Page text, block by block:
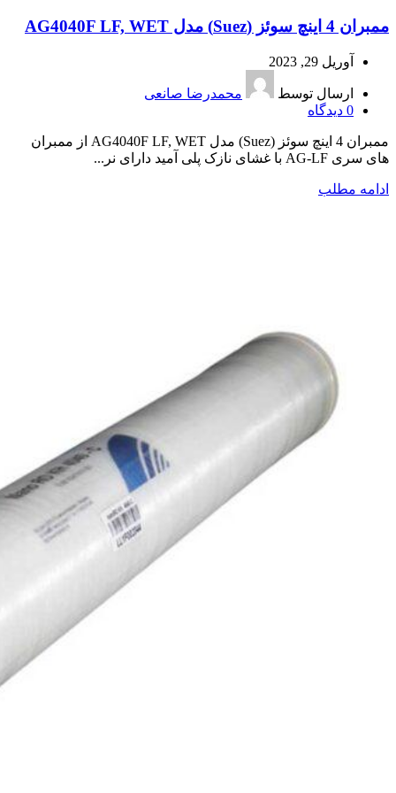
ممبران 4 اینچ سوئز (Suez) مدل AG4040F LF, WET
آوریل 29, 2023
ارسال توسط
محمدرضا صانعی
0 دیدگاه
ممبران 4 اینچ سوئز (Suez) مدل AG4040F LF, WET از ممبران
های سری AG-LF با غشای نازک پلی آمید دارای نر...
ادامه مطلب